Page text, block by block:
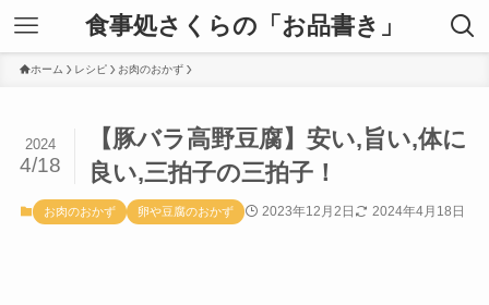
食事処さくらの「お品書き」
ホーム レシピ お肉のおかず
【豚バラ高野豆腐】安い,旨い,体に
良い,三拍子の三拍子！
2024
4/18
お肉のおかず 卵や豆腐のおかず 2023年12月2日 2024年4月18日